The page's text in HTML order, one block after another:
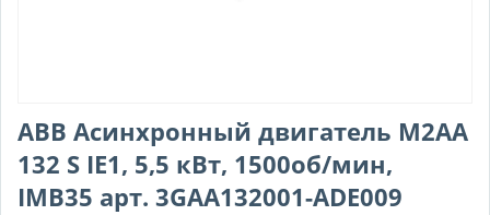
ABB Асинхронный двигатель M2AA
132 S IE1, 5,5 кВт, 1500об/мин,
IMB35 арт. 3GAA132001-ADE009